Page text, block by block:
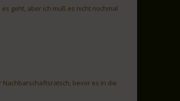
geht, aber ich muß es nicht nochmal
Nachbarschaftsratsch, bevor es in die